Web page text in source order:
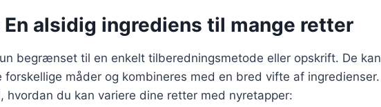
alsidig ingrediens til mange retter
begrænset til en enkelt tilberedningsmetode eller opskrift. De kan
forskellige måder og kombineres med en bred vifte af ingredienser.
hvordan du kan variere dine retter med nyretapper: